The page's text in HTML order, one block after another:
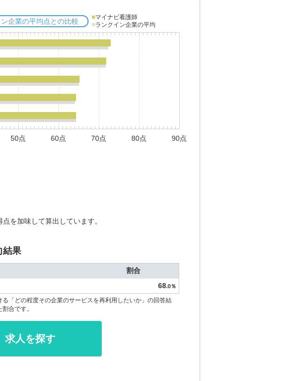
企業の平均点との比較 ■マイナビ看護師
■ランクイン企業の平均
50点 60点 70点 80点 90点
を加味して算出しています。
結果
割合
68.0％
「どの程度その企業のサービスを再利用したいか」の回答結
合です。
求人を探す